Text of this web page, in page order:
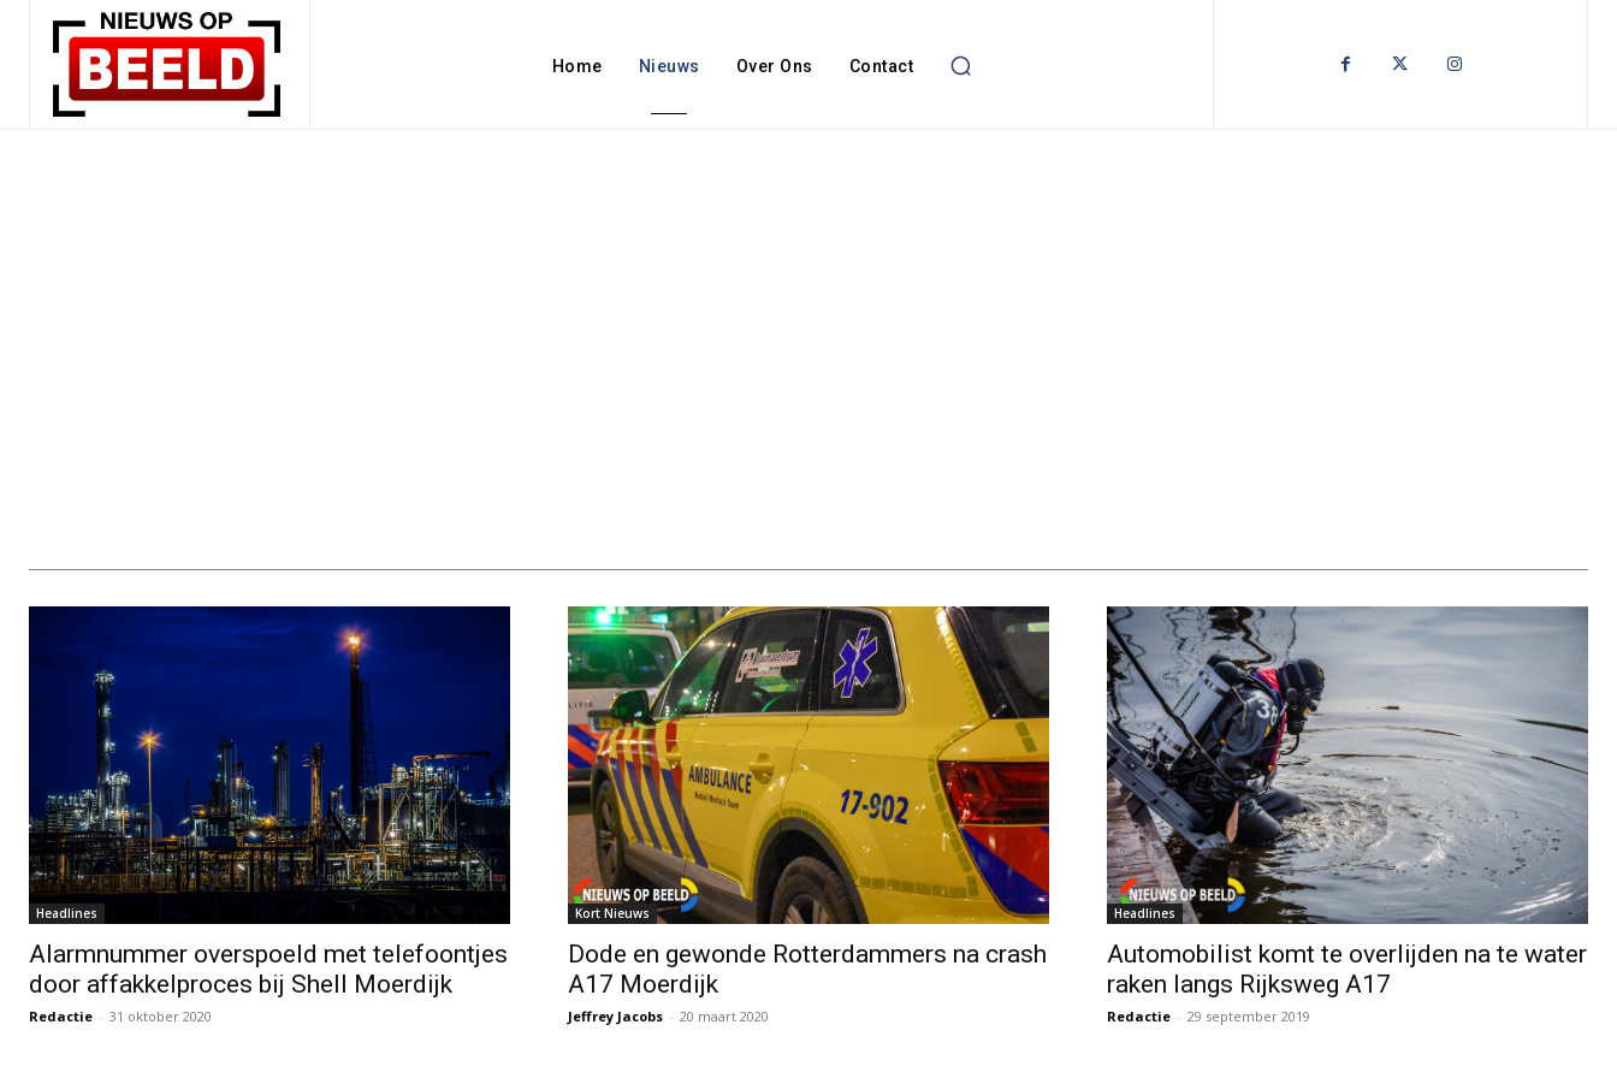
Home Nieuws Over Ons Contact
Headlines
Alarmnummer overspoeld met telefoontjes
door affakkelproces bij Shell Moerdijk
Redactie - 31 oktober 2020
Kort Nieuws
Dode en gewonde Rotterdammers na crash
A17 Moerdijk
Jeffrey Jacobs - 20 maart 2020
Headlines
Automobilist komt te overlijden na te water
raken langs Rijksweg A17
Redactie - 29 september 2019